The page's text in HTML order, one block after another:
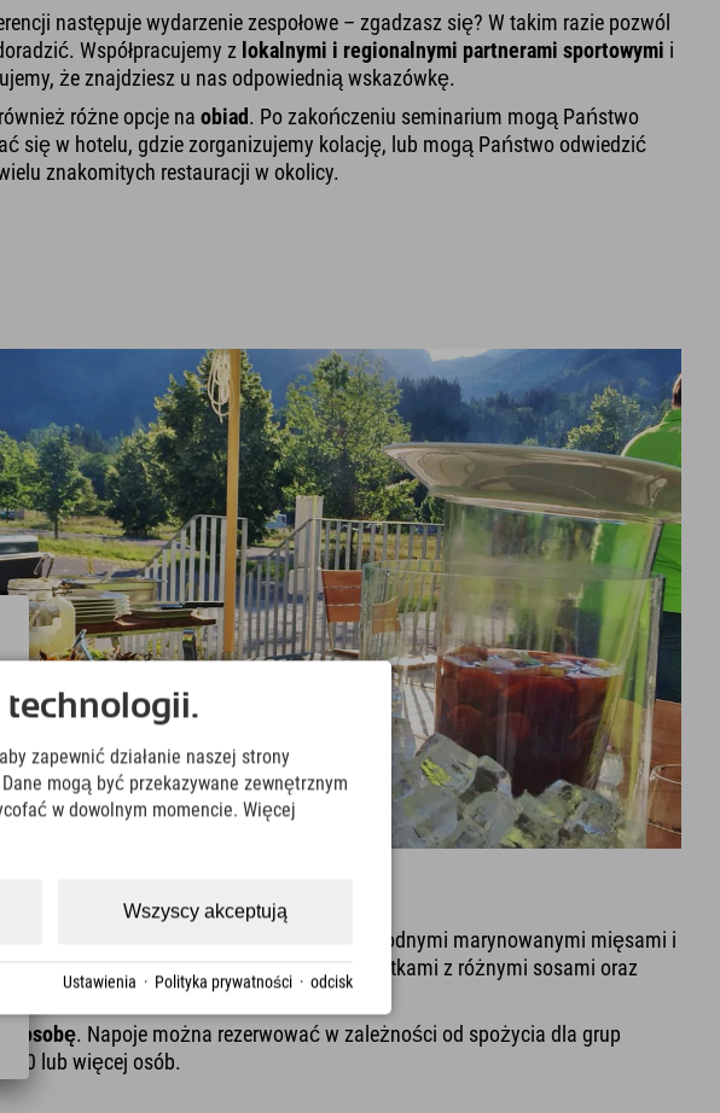
następuje wydarzenie zespołowe – zgadzasz się? W takim razie pozwól
Współpracujemy z lokalnymi i regionalnymi partnerami sportowymi i
że znajdziesz u nas odpowiednią wskazówkę.
różne opcje naobiad. Po zakończeniu seminarium mogą Państwo
się w hotelu, gdzie zorganizujemy kolację, lub mogą Państwo odwiedzić
znakomitych restauracji w okolicy.
z różnorodnymi marynowanymi mięsami i
warzywami, sałatkami, pieczywem i bagietkami z różnymi sosami oraz
osobę. Napoje można rezerwować w zależności od spożycia dla grup
20 lub więcej osób.
zapewnić działanie naszej strony
mogą być przekazywane zewnętrznym
w dowolnym momencie. Więcej
Wszyscy akceptują
Ustawienia · Polityka prywatności · odcisk